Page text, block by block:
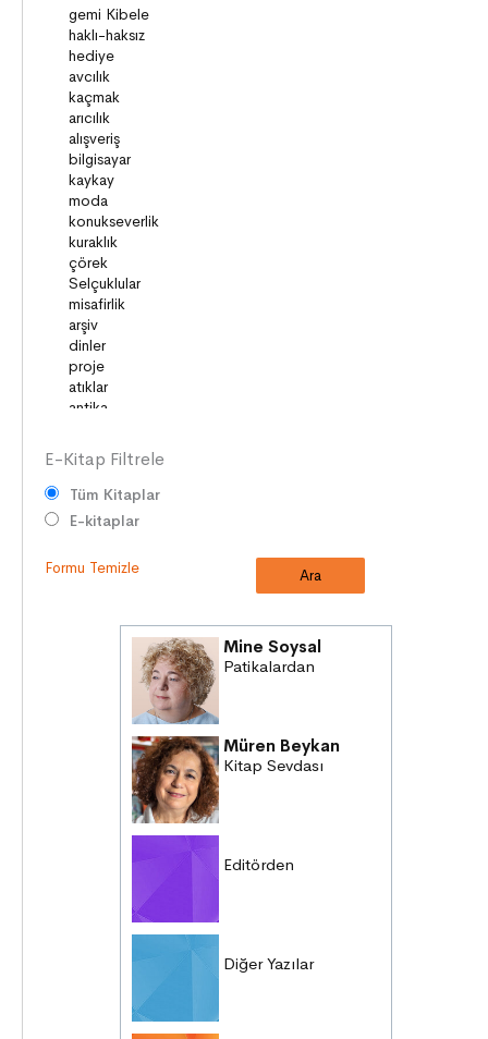
OYUNLAR
HİKÂYE GELENEĞİMİZ
ZAMAN ve MEKÂN
SOSYAL İLİŞKİLER
EDEBİ TÜRLER
İLETİŞİM
SORUMLULUKLAR
SÖZ VARLIĞI
HAK ve ÖZGÜRLÜKLER
ATATÜRK
LİDERLER
DOĞA ve EVREN
HAKLAR
DEMOKRASİ
E-Kitap Filtrele
Tüm Kitaplar
E-kitaplar
Formu Temizle
Mine Soysal
Patikalardan
Müren Beykan
Kitap Sevdası
Editörden
Diğer Yazılar